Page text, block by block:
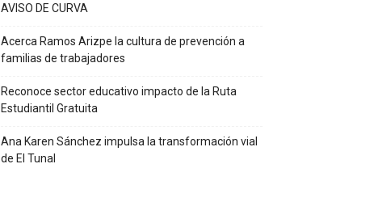
AVISO DE CURVA
Acerca Ramos Arizpe la cultura de prevención a
familias de trabajadores
Reconoce sector educativo impacto de la Ruta
Estudiantil Gratuita
Ana Karen Sánchez impulsa la transformación vial
de El Tunal